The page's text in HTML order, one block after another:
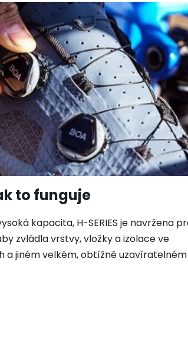
to funguje
kapacita, H-SERIES je navržena
zvládla vrstvy, vložky a izolace ve
a jiném velkém, obtížně uzavíratelném